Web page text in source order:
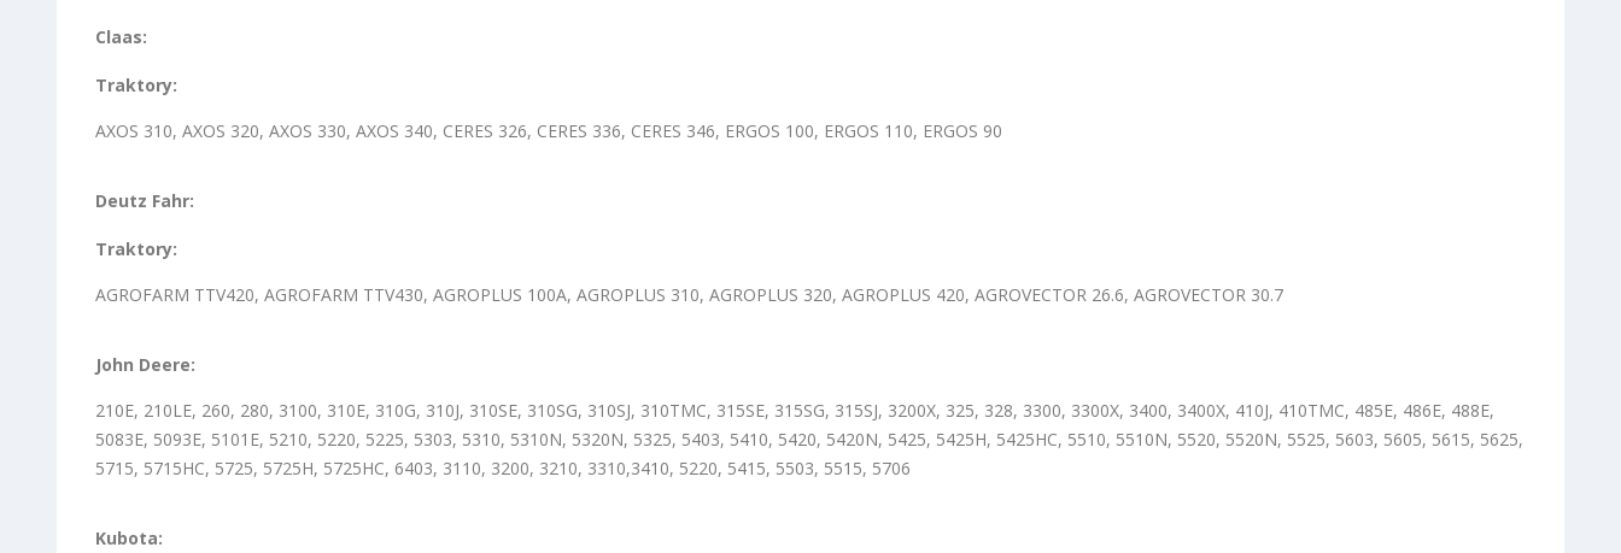
Claas:
Traktory:
AXOS 310, AXOS 320, AXOS 330, AXOS 340, CERES 326, CERES 336, CERES 346, ERGOS 100, ERGOS 110, ERGOS 90
Deutz Fahr:
Traktory:
AGROFARM TTV420, AGROFARM TTV430, AGROPLUS 100A, AGROPLUS 310, AGROPLUS 320, AGROPLUS 420, AGROVECTOR 26.6, AGROVECTOR 30.7
John Deere:
210E, 210LE, 260, 280, 3100, 310E, 310G, 310J, 310SE, 310SG, 310SJ, 310TMC, 315SE, 315SG, 315SJ, 3200X, 325, 328, 3300, 3300X, 3400, 3400X, 410J, 410TMC, 485E, 486E, 488E,
5083E, 5093E, 5101E, 5210, 5220, 5225, 5303, 5310, 5310N, 5320N, 5325, 5403, 5410, 5420, 5420N, 5425, 5425H, 5425HC, 5510, 5510N, 5520, 5520N, 5525, 5603, 5605, 5615, 5625,
5715, 5715HC, 5725, 5725H, 5725HC, 6403, 3110, 3200, 3210, 3310,3410, 5220, 5415, 5503, 5515, 5706
Kubota: